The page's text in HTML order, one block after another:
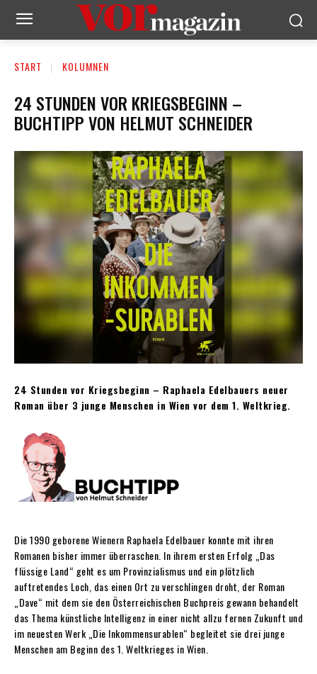
START KOLUMNEN
24 STUNDEN VOR KRIEGSBEGINN –
BUCHTIPP VON HELMUT SCHNEIDER
24 Stunden vor Kriegsbeginn – Raphaela Edelbauers neuer
Roman über 3 junge Menschen in Wien vor dem 1. Weltkrieg.
Die 1990 geborene Wienern Raphaela Edelbauer konnte mit ihren
Romanen bisher immer überraschen. In ihrem ersten Erfolg „Das
flüssige Land“ geht es um Provinzialismus und ein plötzlich
auftretendes Loch, das einen Ort zu verschlingen droht, der Roman
„Dave“ mit dem sie den Österreichischen Buchpreis gewann behandelt
das Thema künstliche Intelligenz in einer nicht allzu fernen Zukunft und
im neuesten Werk „Die Inkommensurablen“ begleitet sie drei junge
Menschen am Beginn des 1. Weltkrieges in Wien.